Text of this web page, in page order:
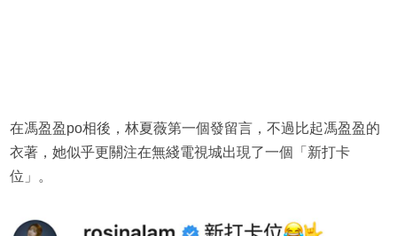
在馮盈盈po相後，林夏薇第一個發留言，不過比起馮盈盈的
衣著，她似乎更關注在無綫電視城出現了一個「新打卡
位」。